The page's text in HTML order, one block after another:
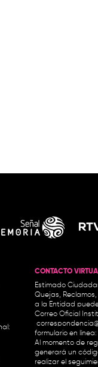
CONTACTO
Estimado
Quejas,
a la Entidad
Correo Oficial
formulario en línea:
Al momento de
generará un
realizar el